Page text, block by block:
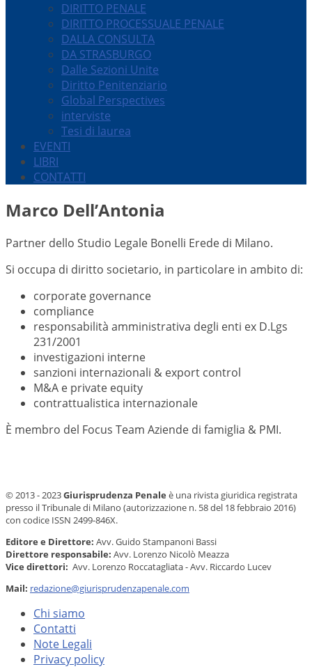
DIRITTO PENALE
DIRITTO PROCESSUALE PENALE
DALLA CONSULTA
DA STRASBURGO
Dalle Sezioni Unite
Diritto Penitenziario
Global Perspectives
interviste
Tesi di laurea
EVENTI
LIBRI
CONTATTI
Marco Dell’Antonia
Partner dello Studio Legale Bonelli Erede di Milano.
Si occupa di diritto societario, in particolare in ambito di:
corporate governance
compliance
responsabilità amministrativa degli enti ex D.Lgs
231/2001
investigazioni interne
sanzioni internazionali & export control
M&A e private equity
contrattualistica internazionale
È membro del Focus Team Aziende di famiglia & PMI.
© 2013 - 2023Giurisprudenza Penale è una rivista giuridica registrata
presso il Tribunale di Milano (autorizzazione n. 58 del 18 febbraio 2016)
con codice ISSN 2499-846X.
Editore e Direttore: Avv. Guido Stampanoni Bassi
Direttore responsabile: Avv. Lorenzo Nicolò Meazza
Vice direttori: Avv. Lorenzo Roccatagliata - Avv. Riccardo Lucev
Mail: redazione@giurisprudenzapenale.com
Chi siamo
Contatti
Note Legali
Privacy policy